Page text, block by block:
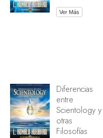
Ver Más
Diferencias
entre
Scientology y
otras
Filosofías